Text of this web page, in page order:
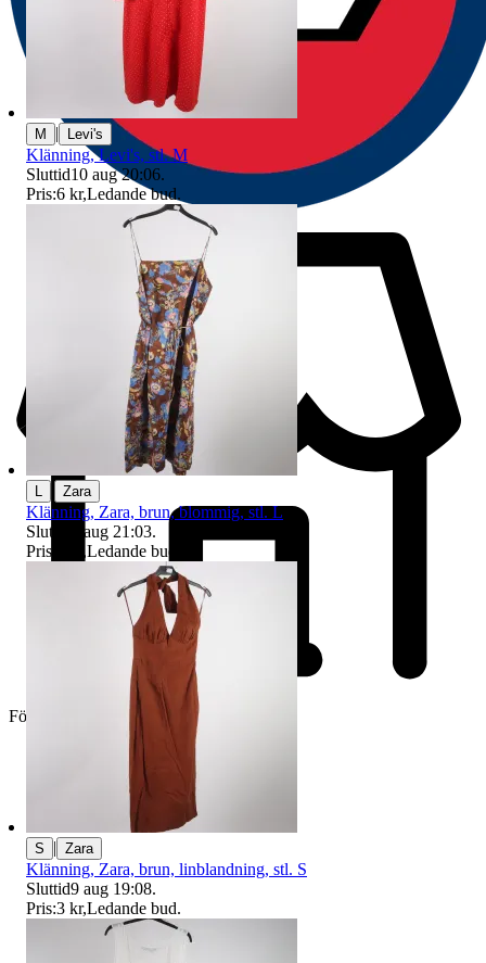
Företag
M | Levi's
Klänning, Levi's, stl. M
Sluttid10 aug 20:06.
Pris:6 kr,Ledande bud.
Zara
Klänning, Zara, brun, blommig, stl. L
Sluttid
9 aug 21:03.
Pris:
,Ledande bud
S | Zara
Klänning, Zara, brun, linblandning, stl. S
Sluttid9 aug 19:08.
Pris:3 kr,Ledande bud.